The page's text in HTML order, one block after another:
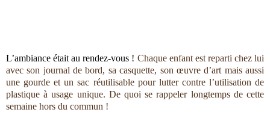
L’ambiance était au rendez-vous ! Chaque enfant est reparti chez lui
avec son journal de bord, sa casquette, son œuvre d’art mais aussi
une gourde et un sac réutilisable pour lutter contre l’utilisation de
plastique à usage unique. De quoi se rappeler longtemps de cette
semaine hors du commun !